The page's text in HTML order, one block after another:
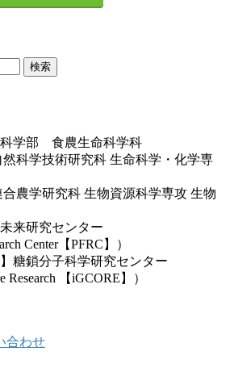
学部 食農生命科学科
然科学技術研究科 生命科学・化学専
合農学研究科 生物資源科学専攻 生物
来研究センター
Center【PFRC】）
糖鎖分子科学研究センター
Research 【iGCORE】）
合わせ